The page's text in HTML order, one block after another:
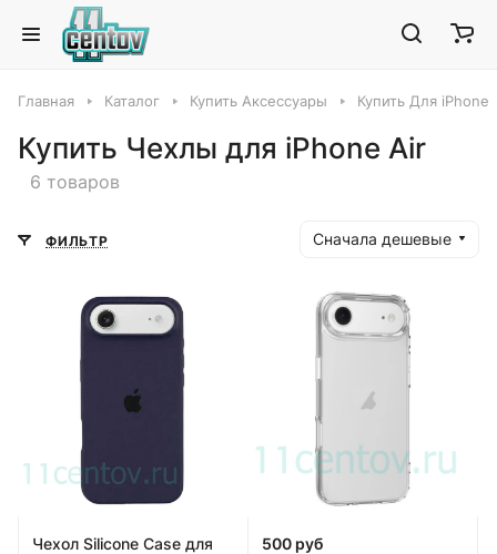
Главная Каталог Купить Аксессуары Купить Для iPhone
Купить Чехлы для iPhone Air
6 товаров
ФИЛЬТР Сначала дешевые
Чехол Silicone Case для
500 руб